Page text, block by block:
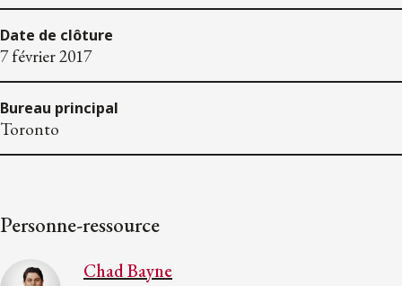
Date de clôture
7 février 2017
Bureau principal
Toronto
Personne-ressource
Chad Bayne